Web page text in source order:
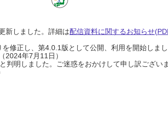
新しました。詳細は配信資料に関するお知らせ
修正し、第4.0.1版として公開、利用を開始しま
2024年7月11日）
明しました。ご迷惑をおかけして申し訳ござい